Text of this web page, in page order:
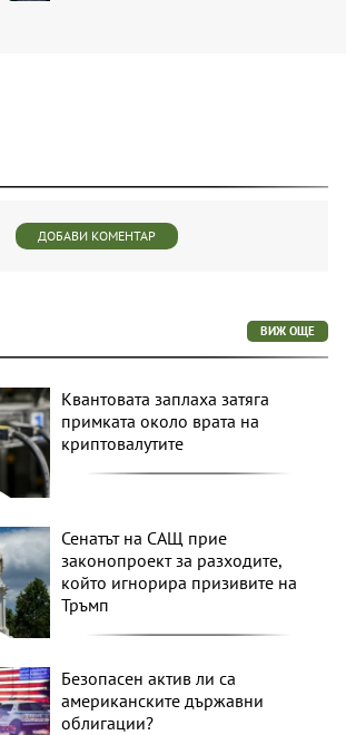
ДОБАВИ КОМЕНТАР
ВИЖ ОЩЕ
Квантовата заплаха затяга
примката около врата на
криптовалутите
Сенатът на САЩ прие
законопроект за разходите,
който игнорира призивите на
Тръмп
Безопасен актив ли са
американските държавни
облигации?